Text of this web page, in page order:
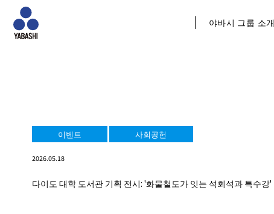
야바시 그룹 소개
이벤트 사회공헌
2026.05.18
다이도 대학 도서관 기획 전시: '화물철도가 잇는 석회석과 특수강'